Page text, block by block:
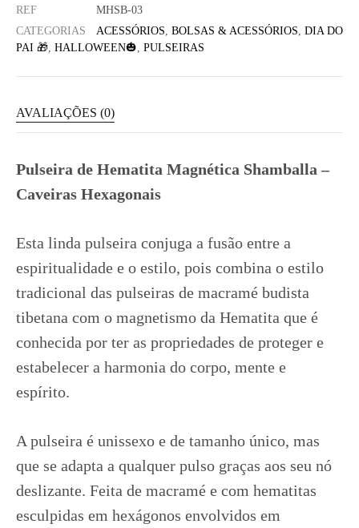
REF
MHSB-03
CATEGORIAS
ACESSÓRIOS, BOLSAS & ACESSÓRIOS, DIA DO
PAI 🎁, HALLOWEEN🎃, PULSEIRAS
AVALIAÇÕES (0)
Pulseira de Hematita Magnética Shamballa –
Caveiras Hexagonais
Esta linda pulseira conjuga a fusão entre a
espiritualidade e o estilo, pois combina o estilo
tradicional das pulseiras de macramé budista
tibetana com o magnetismo da Hematita que é
conhecida por ter as propriedades de proteger e
estabelecer a harmonia do corpo, mente e
espírito.
A pulseira é unissexo e de tamanho único, mas
que se adapta a qualquer pulso graças aos seu nó
deslizante. Feita de macramé e com hematitas
esculpidas em hexágonos envolvidos em